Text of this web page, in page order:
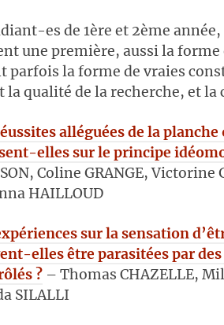
es de 1ère et 2ème année,
une première, aussi la
parfois la forme de vraies
la qualité de la recherche, et la
alléguées de la
elles sur le principe
Coline GRANGE, Victorine
HAILLOUD
sur la sensation
elles être parasitées par
? – Thomas CHAZELLE,
SILALLI